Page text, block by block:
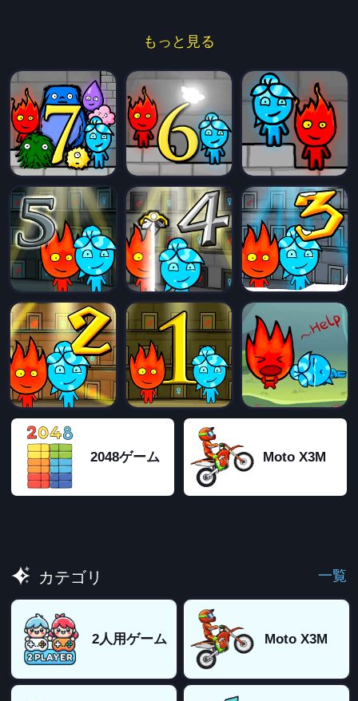
もっと見る
2048ゲーム Moto X3M
カテゴリ 一覧
2人用ゲーム Moto X3M